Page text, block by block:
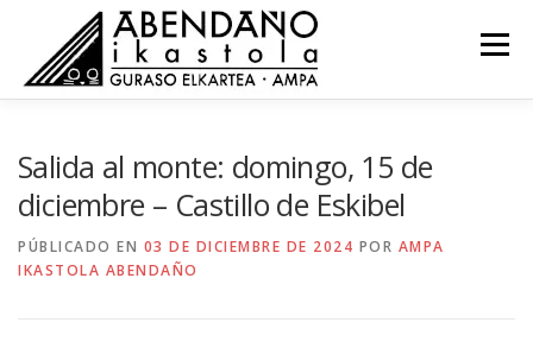
contenido
Menú
Salida al monte: domingo, 15 de
diciembre – Castillo de Eskibel
PÚBLICADO EN 03 DE DICIEMBRE DE 2024 POR AMPA
IKASTOLA ABENDAÑO